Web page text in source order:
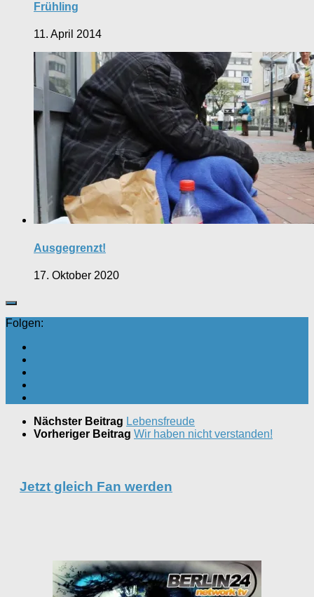
Frühling
11. April 2014
Ausgegrenzt!
17. Oktober 2020
Folgen:
Nächster Beitrag Lebensfreude
Vorheriger Beitrag Wir haben nicht verstanden!
Jetzt gleich Fan werden